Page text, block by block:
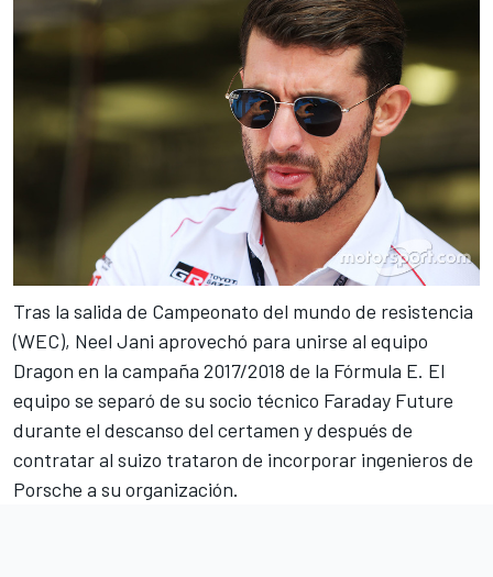
Tras la salida de Campeonato del mundo de resistencia
(WEC), Neel Jani aprovechó para unirse al equipo
Dragon en la campaña 2017/2018 de la Fórmula E. El
equipo se separó de su socio técnico Faraday Future
durante el descanso del certamen y después de
contratar al suizo trataron de incorporar ingenieros de
Porsche a su organización.